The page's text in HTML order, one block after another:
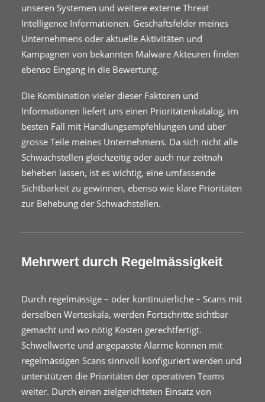
unseren Systemen und weitere externe Threat
Intelligence Informationen. Geschäftsfelder meines
Unternehmens oder aktuelle Aktivitäten und
Kampagnen von bekannten Malware Akteuren finden
ebenso Eingang in die Bewertung.
Die Kombination vieler dieser Faktoren und
Informationen liefert uns einen Prioritätenkatalog, im
besten Fall mit Handlungsempfehlungen und über
grosse Teile meines Unternehmens. Da sich nicht alle
Schwachstellen gleichzeitig oder auch nur zeitnah
beheben lassen, ist es wichtig, eine umfassende
Sichtbarkeit zu gewinnen, ebenso wie klare Prioritäten
zur Behebung der Schwachstellen.
Mehrwert durch Regelmässigkeit
Durch regelmässige – oder kontinuierliche – Scans mit
derselben Werteskala, werden Fortschritte sichtbar
gemacht und wo nötig Kosten gerechtfertigt.
Schwellwerte und angepasste Alarme können mit
regelmässigen Scans sinnvoll konfiguriert werden und
unterstützen die Prioritäten der operativen Teams
weiter. Durch einen zielgerichteten Einsatz von